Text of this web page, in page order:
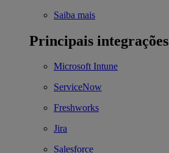
Saiba mais
Principais integrações
Microsoft Intune
ServiceNow
Freshworks
Jira
Salesforce